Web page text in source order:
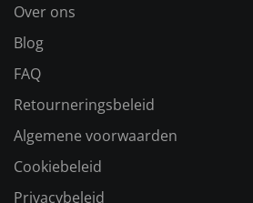
Over ons
Blog
FAQ
Retourneringsbeleid
Algemene voorwaarden
Cookiebeleid
Privacybeleid